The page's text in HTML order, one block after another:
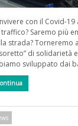
con il Covid-
traffico? Saremo più
strada? Torneremo
di solidarietà
sviluppato dai